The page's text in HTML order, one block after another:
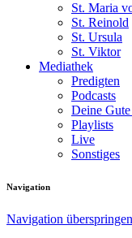
St. Maria
St. Reinold
St. Ursula
St. Viktor
Mediathek
Predigten
Podcasts
Deine
Playlists
Live
Sonstiges
Navigation
Navigation überspringen